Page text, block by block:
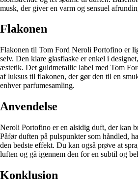
musk, der giver en varm og sensuel
Flakonen
Flakonen til Tom Ford Neroli Portofino er
selv. Den klare glasflaske er enkel i
æstetik. Det guldmetallic label med Tom
af luksus til flakonen, der gør den til en
enhver parfumesamling.
Anvendelse
Neroli Portofino er en alsidig duft, der kan
Påfør duften på pulspunkter som håndled,
den bedste effekt. Du kan også prøve at
luften og gå igennem den for en subtil og
Konklusion